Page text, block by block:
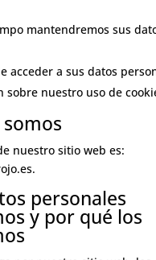
mantendremos sus
acceder a sus datos
sobre nuestro uso de
nuestro sitio web es:
personales
y por qué los